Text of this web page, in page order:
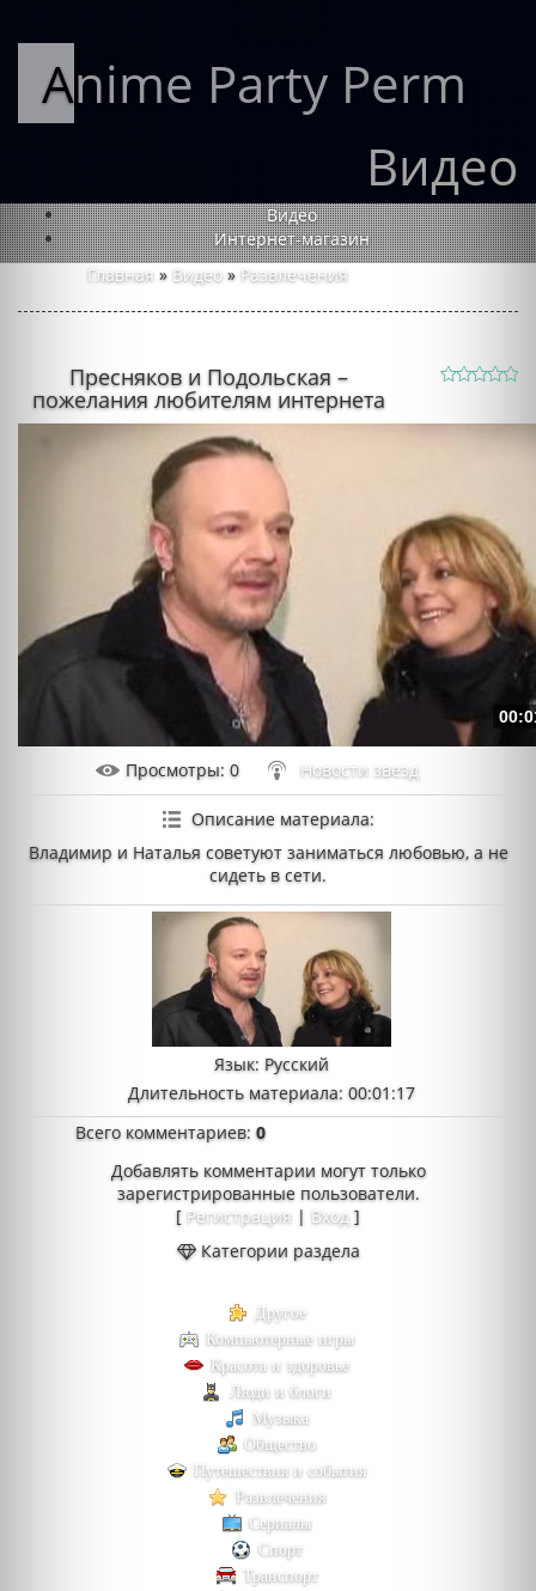
Anime Party Perm
Видео
Видео
Интернет-магазин
Главная » Видео » Развлечения
Пресняков и Подольская –
пожелания любителям интернета
Просмотры: 0 Новости звезд
Описание материала:
Владимир и Наталья советуют заниматься любовью, а не
сидеть в сети.
Язык: Русский
Длительность материала: 00:01:17
Всего комментариев:0
Добавлять комментарии могут только
зарегистрированные пользователи.
[ Регистрация | Вход ]
Категории раздела
Другое
Компьютерные игры
Красота и здоровье
Люди и блоги
Музыка
Общество
Путешествия и события
Развлечения
Сериалы
Спорт
Транспорт